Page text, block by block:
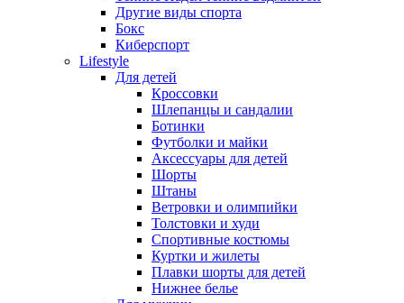
Другие виды спорта
Бокс
Киберспорт
Lifestyle
Для детей
Кроссовки
Шлепанцы и сандалии
Ботинки
Футболки и майки
Аксессуары для детей
Шорты
Штаны
Ветровки и олимпийки
Толстовки и худи
Спортивные костюмы
Куртки и жилеты
Плавки шорты для детей
Нижнее белье